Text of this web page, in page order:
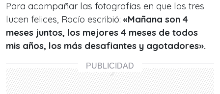
Para acompañar las fotografías en que los tres
lucen felices, Rocío escribió: «Mañana son 4
meses juntos, los mejores 4 meses de todos
mis años, los más desafiantes y agotadores».